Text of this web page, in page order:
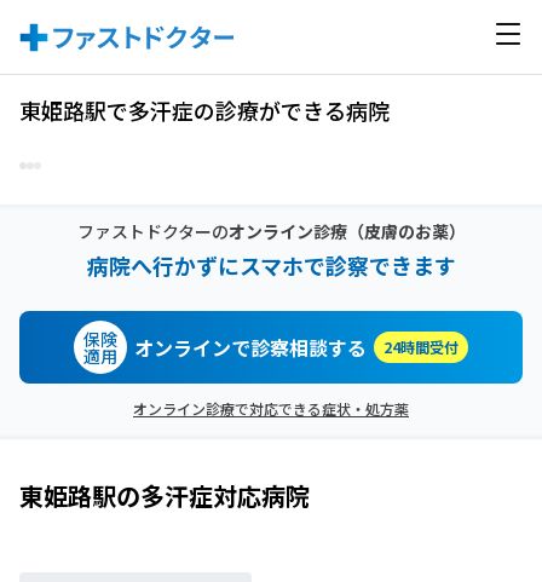
東姫路駅で多汗症の診療ができる病院
ファストドクターのオンライン診療（皮膚のお薬）
病院へ行かずにスマホで診察できます
保険
適用 オンラインで診察相談する 24時間受付
オンライン診療で対応できる症状・処方薬
東姫路駅の多汗症対応病院